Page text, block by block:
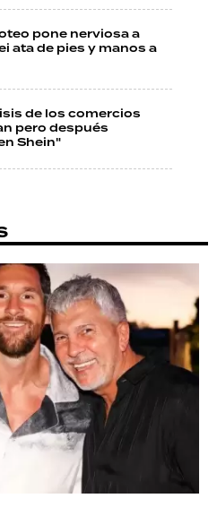
pone nerviosa a
ata de pies y manos a
de los comercios
pero después
Shein"